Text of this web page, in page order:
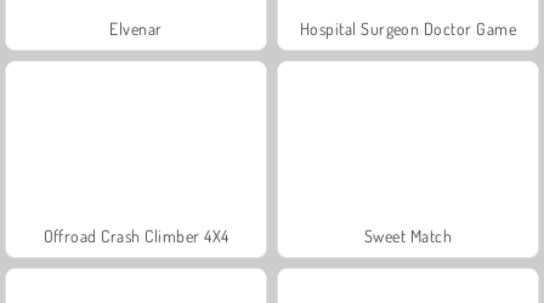
Elvenar Hospital Surgeon Doctor Game
Offroad Crash Climber 4X4 Sweet Match